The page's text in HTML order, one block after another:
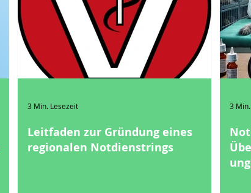
Leitfaden zur Gründung eines
regionalen Notdienstrings
3 Min. Lesezeit 3